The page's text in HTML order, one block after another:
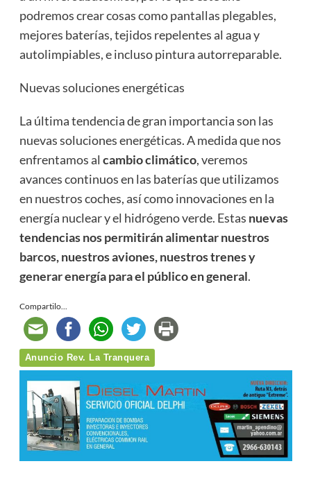
podremos crear cosas como pantallas plegables,
mejores baterías, tejidos repelentes al agua y
autolimpiables, e incluso pintura autorreparable.
Nuevas soluciones energéticas
La última tendencia de gran importancia son las
nuevas soluciones energéticas. A medida que nos
enfrentamos al cambio climático, veremos
avances continuos en las baterías que utilizamos
en nuestros coches, así como innovaciones en la
energía nuclear y el hidrógeno verde. Estas nuevas
tendencias nos permitirán alimentar nuestros
barcos, nuestros aviones, nuestros trenes y
generar energía para el público en general.
Compartilo...
Anuncio Rev. La Tranquera